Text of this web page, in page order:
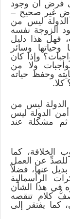
فرض أن وجود
غير صحيح –
الدولة ليس من
الزوجة نفسه
فهل هذا دليل
وسائر
وإذا كان
ولا من
وحفظ حياته
كلا.
الدولة ليس من
الدولة ليس
مشكلة عند
الخلافة، كما
للصدِّ عن العمل
عنها، فضلاً
الرأسمالية
في هذا الشأن
كلام تنقصه
كما يفتقر إلى